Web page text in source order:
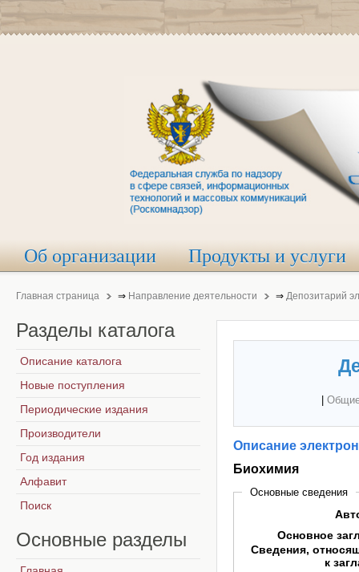
Об организации Продукты и услуги
Главная страница ⇒ Направление деятельности ⇒ Депозитарий
Описание
Биохимия
Основные сведения
Основное
Сведения,
к
Разделы каталога
Описание каталога
Новые поступления
Периодические издания
Производители
Год издания
Алфавит
Поиск
Основные разделы